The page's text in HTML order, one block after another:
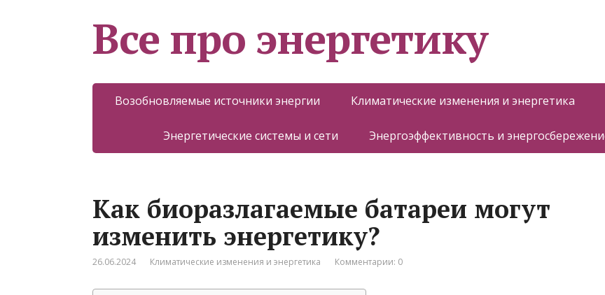
Все про энергетику
Возобновляемые источники энергии Климатические изменения и энергетика
Энергетические системы и сети Энергоэффективность и
Как биоразлагаемые батареи могут
изменить энергетику?
26.06.2024 Климатические изменения и энергетика Комментарии: 0